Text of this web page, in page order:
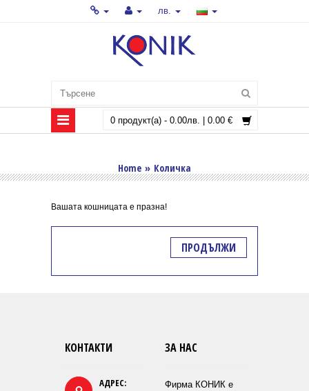
лв.
0 продукт(а) - 0.00лв. | 0.00 €
Home » Количка
Вашата кошницата е празна!
ПРОДЪЛЖИ
КОНТАКТИ
АДРЕС:
ЗА НАС
Фирма КОНИК е